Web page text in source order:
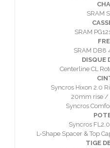
SRAM
SRAM
SRAM DB8
DISQUE
Centerline CL
Syncros Hixon 2.0
20mm rise /
Syncros
Syncros
L-Shape Spacer & Top
TIGE